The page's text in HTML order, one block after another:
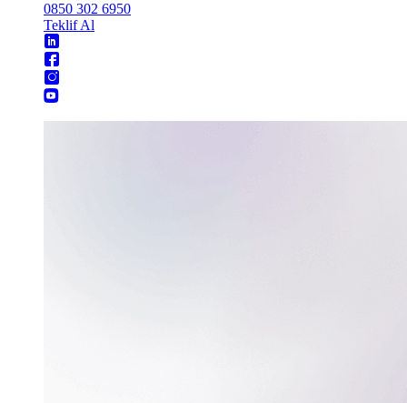
0850 302 6950
Teklif Al